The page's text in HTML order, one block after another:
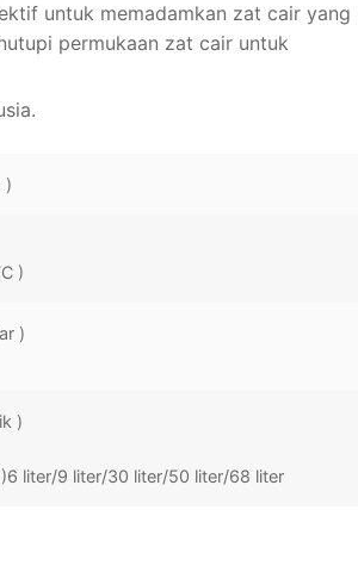
untuk memadamkan zat cair yang
permukaan zat cair untuk
)
)
)
)
liter/9 liter/30 liter/50 liter/68 liter